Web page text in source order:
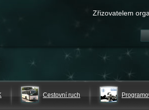
Zřizovatelem
Cestovní ruch